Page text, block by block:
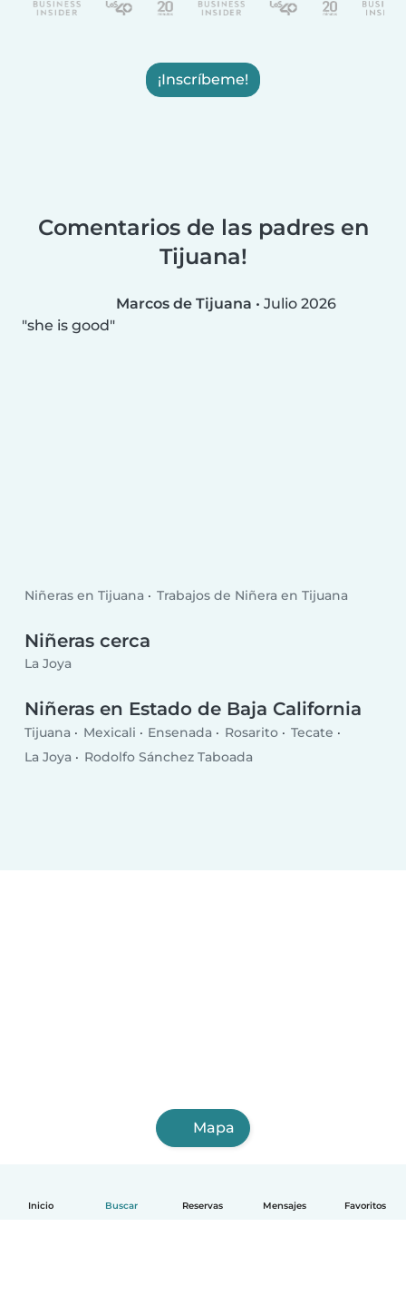
Inicio Buscar Reservas Mensajes Favoritos
¡Inscríbeme!
Comentarios de las padres en
Tijuana!
Marcos de Tijuana • Julio 2026
she is good
Niñeras en Tijuana Trabajos de Niñera en Tijuana
Niñeras cerca
La Joya
Niñeras en Estado de Baja California
Tijuana Mexicali Ensenada Rosarito
Tecate
La Joya
Rodolfo Sánchez Taboada
Mapa